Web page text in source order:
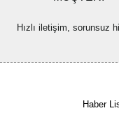
Hızlı iletişim, sorunsuz
Haber